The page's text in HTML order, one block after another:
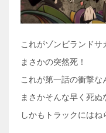
これがゾンビランドサ
まさかの突然死！
これが第一話の衝撃な
まさかそんな早く死ぬ
しかもトラックには